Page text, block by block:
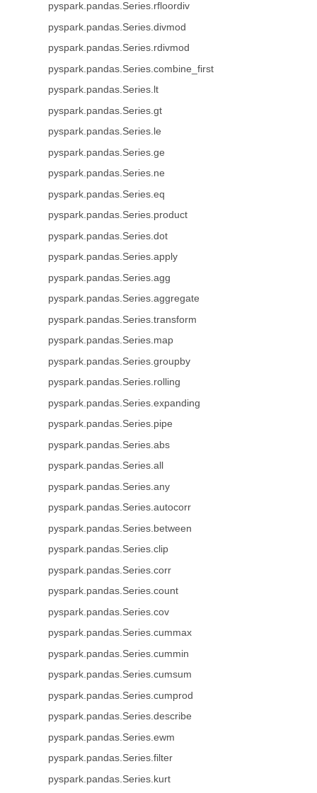
pyspark.pandas.Series.rfloordiv
pyspark.pandas.Series.divmod
pyspark.pandas.Series.rdivmod
pyspark.pandas.Series.combine_first
pyspark.pandas.Series.lt
pyspark.pandas.Series.gt
pyspark.pandas.Series.le
pyspark.pandas.Series.ge
pyspark.pandas.Series.ne
pyspark.pandas.Series.eq
pyspark.pandas.Series.product
pyspark.pandas.Series.dot
pyspark.pandas.Series.apply
pyspark.pandas.Series.agg
pyspark.pandas.Series.aggregate
pyspark.pandas.Series.transform
pyspark.pandas.Series.map
pyspark.pandas.Series.groupby
pyspark.pandas.Series.rolling
pyspark.pandas.Series.expanding
pyspark.pandas.Series.pipe
pyspark.pandas.Series.abs
pyspark.pandas.Series.all
pyspark.pandas.Series.any
pyspark.pandas.Series.autocorr
pyspark.pandas.Series.between
pyspark.pandas.Series.clip
pyspark.pandas.Series.corr
pyspark.pandas.Series.count
pyspark.pandas.Series.cov
pyspark.pandas.Series.cummax
pyspark.pandas.Series.cummin
pyspark.pandas.Series.cumsum
pyspark.pandas.Series.cumprod
pyspark.pandas.Series.describe
pyspark.pandas.Series.ewm
pyspark.pandas.Series.filter
pyspark.pandas.Series.kurt